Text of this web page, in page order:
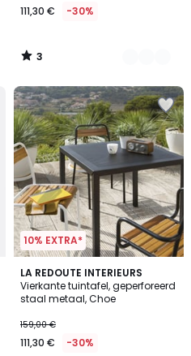
111,30 € -30%
3
/
10% EXTRA*
LA REDOUTE INTERIEURS
Vierkante tuintafel, geperforeerd
staal metaal, Choe
159,00 €
111,30 € -30%
4,5
/ 5